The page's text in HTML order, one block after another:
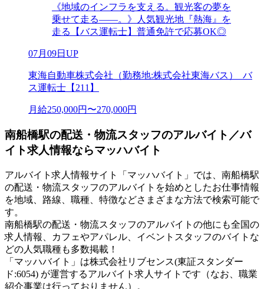
《地域のインフラを支える。観光客の夢を
乗せて走る――。》人気観光地『熱海』を
走る【バス運転士】普通免許で応募OK◎
07月09日UP
東海自動車株式会社（勤務地:株式会社東海バス）_バ
ス運転士【211】
月給250,000円〜270,000円
南船橋駅の配送・物流スタッフのアルバイト／バ
イト求人情報ならマッハバイト
アルバイト求人情報サイト「マッハバイト」では、南船橋駅
の配送・物流スタッフのアルバイトを始めとしたお仕事情報
を地域、路線、職種、特徴などさまざまな方法で検索可能で
す。
南船橋駅の配送・物流スタッフのアルバイトの他にも全国の
求人情報、カフェやアパレル、イベントスタッフのバイトな
どの人気職種も多数掲載！
「マッハバイト」は株式会社リブセンス(東証スタンダー
ド:6054) が運営するアルバイト求人サイトです（なお、職業
紹介事業は行っておりません）。